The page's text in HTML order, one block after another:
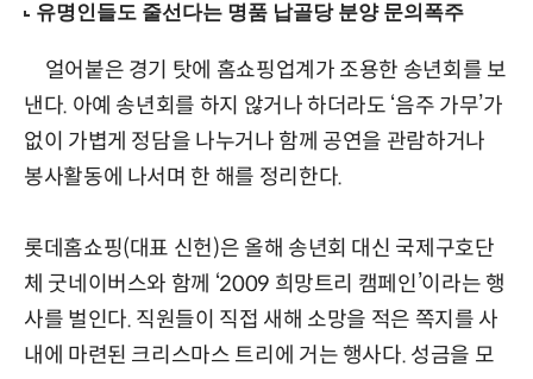
얼어붙은 경기 탓에 홈쇼핑업계가 조용한 송년회를 보
낸다. 아예 송년회를 하지 않거나 하더라도 ‘음주 가무’가
없이 가볍게 정담을 나누거나 함께 공연을 관람하거나
봉사활동에 나서며 한 해를 정리한다.
롯데홈쇼핑(대표 신헌)은 올해 송년회 대신 국제구호단
체 굿네이버스와 함께 ‘2009 희망트리 캠페인’이라는 행
사를 벌인다. 직원들이 직접 새해 소망을 적은 쪽지를 사
내에 마련된 크리스마스 트리에 거는 행사다. 성금을 모